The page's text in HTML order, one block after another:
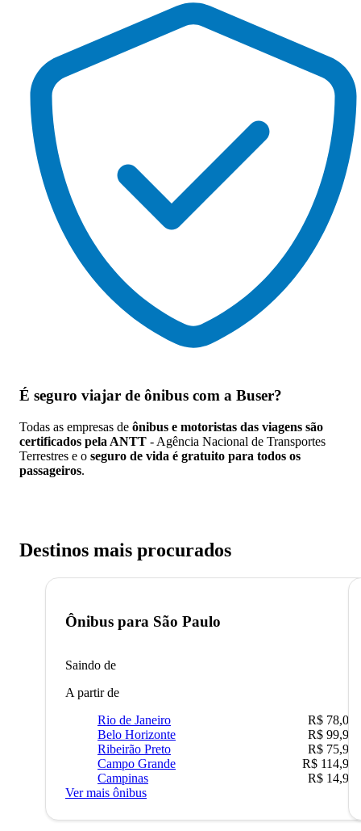
É seguro viajar de ônibus com a Buser?
Todas as empresas de ônibus e motoristas das viagens são
certificados pela ANTT - Agência Nacional de Transportes
Terrestres e o seguro de vida é gratuito para todos os
passageiros.
Destinos mais procurados
Ônibus para São Paulo
Saindo de
A partir de
Rio de Janeiro
R$ 78,02
Belo Horizonte
R$ 99,95
Ribeirão Preto
R$ 75,90
Campo Grande
R$ 114,90
Campinas
R$ 14,90
Ver mais ônibus